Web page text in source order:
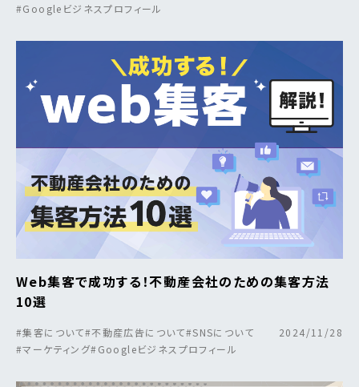
#Googleビジネスプロフィール
Web集客で成功する！不動産会社のための集客方法
10選
#集客について#不動産広告について#SNSについて
#マーケティング#Googleビジネスプロフィール
2024/11/28